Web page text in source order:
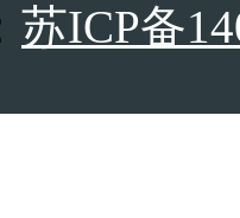
苏ICP备